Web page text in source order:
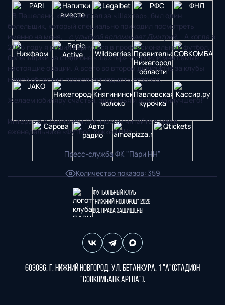
- В Пешелани, когда я играл за «Шахтер», был один
болельщик, который специально приходил посмотреть
именно на меня, - с улыбкой вспоминает Дмитрий. - А когда в
2006 году я решил вернуться в профессиональный футбол,
болельщики на стадионе «Шахтер» устроили мне самые
настоящие овации. А всего во втором дивизионе за клубы
нашей области я провел пятнадцать сезонов.
Желаем юбиляру счастья, здоровья и всего наилучшего!
Интервью с Дмитрием Логиновым читайте в мае в
еженедельнике «Футбол-Хоккей НН».
Пресс-служба ФК "Пари НН"
Количество показов: 359
Футбольный клуб
"Нижний Новгород" 2026
Все права защищены
603086, г. Нижний Новгород, ул. Бетанкура, 1 "А"(стадион
"СОВКОМБАНК АРЕНА").